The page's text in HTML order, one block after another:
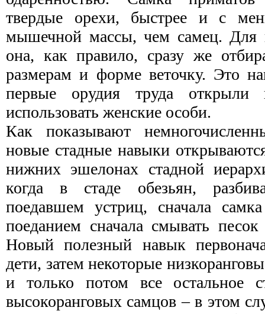
твердые орехи, быстрее и с
мышечной массы, чем самец. Для
она, как правило, сразу же
размерам и форме веточку. Это
первые орудия труда открыли
использовать женские особи.
Как показывают
новые стадные навыки
нижних эшелонах стадной
когда в стаде обезьян,
поедавшем устриц, сначала
поеданием сначала смывать
Новый полезный навык
дети, затем некоторые
и только потом все остальное
высокоранговых самцов – в этом